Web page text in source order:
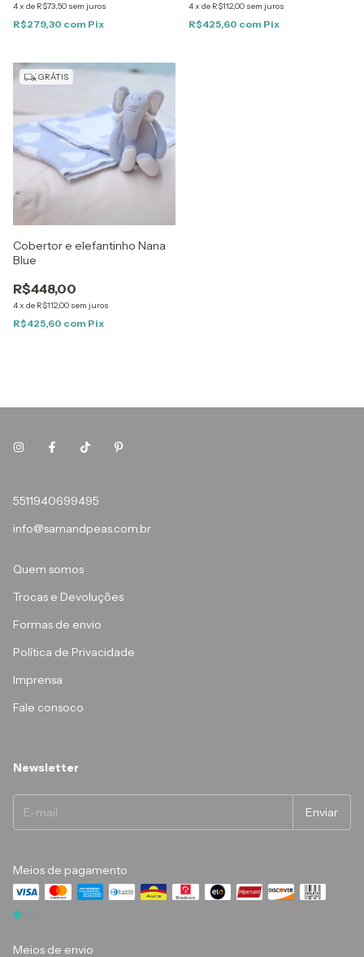
4x de R$73,50 sem juros
R$279,30 com Pix
4x de R$112,00 sem juros
R$425,60 com Pix
GRÁTIS
Cobertor e elefantinho Nana
Blue
R$448,00
4x de R$112,00 sem juros
R$425,60 com Pix
5511940699495
info@samandpeas.com.br
Quem somos
Trocas e Devoluções
Formas de envio
Política de Privacidade
Imprensa
Fale consoco
Newsletter
Meios de pagamento
Meios de envio